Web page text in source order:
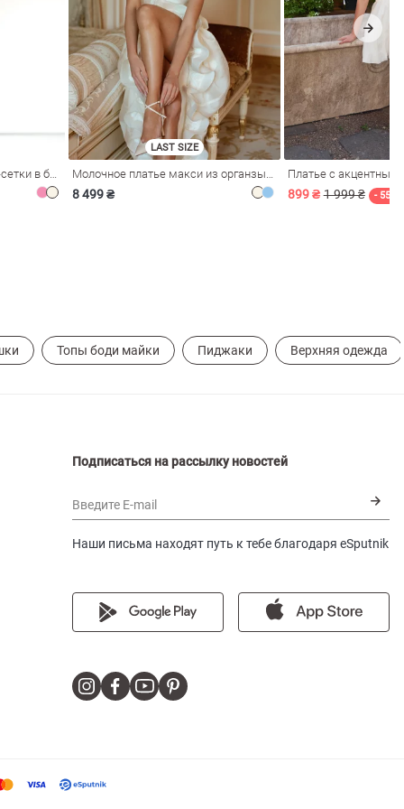
Розовое платье из стрейч-сетки в бельевом стиле
LAST SIZE
8 499 ₴
Платье с
899 ₴ 1 999 ₴ - 55%
Топы боди майки Пиджаки Верхняя одежда
Подписаться на рассылку новостей
Введите E-mail
Наши письма находят путь к тебе благодаря eSputnik